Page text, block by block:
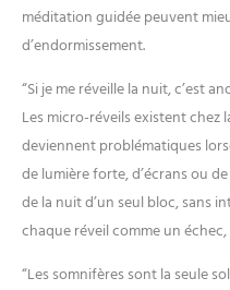
technologique nous permet
de durabilité. C’est pourquoi nous
témoignant de notre confiance
absolue dans nos produits. En
choisissant notre marque, vous
dévoué et d'un produit conçu
selon les standards les plus
élevés du secteur. Une
tranquillité d'esprit garantie pour
un achat sans aucun risque.
méditation guidée peuvent
d’endormissement.
“Si je me réveille la nuit, c’est
Les micro-réveils existent chez
deviennent problématiques
de lumière forte, d’écrans ou
de la nuit d’un seul bloc, sans
chaque réveil comme un
“Les somnifères sont la seule